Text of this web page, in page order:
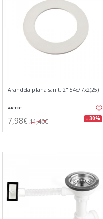
Arandela plana sanit. 2" 54x77x2(25)
ARTIC
7,98€ 11,40€ - 30%